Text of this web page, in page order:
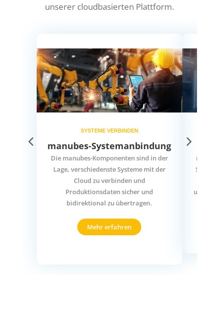
unserer cloudbasierten Plattform.
SYSTEME VERBINDEN
manubes-Systemanbindung
Die manubes-Komponenten sind in der
Lage, verschiedenste Systeme mit der
Cloud zu verbinden und
Produktionsdaten sicher und
bidirektional zu übertragen.
Mehr erfahren
und